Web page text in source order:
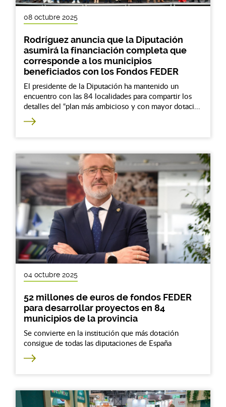
08 octubre 2025
Rodríguez anuncia que la Diputación
asumirá la financiación completa que
corresponde a los municipios
beneficiados con los Fondos FEDER
El presidente de la Diputación ha mantenido un
encuentro con las 84 localidades para compartir los
detalles del “plan más ambicioso y con mayor dotaci...
04 octubre 2025
52 millones de euros de fondos FEDER
para desarrollar proyectos en 84
municipios de la provincia
Se convierte en la institución que más dotación
consigue de todas las diputaciones de España